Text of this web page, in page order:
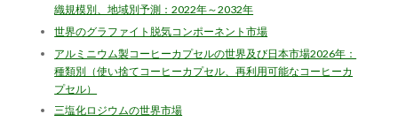
織規模別、地域別予測：2022年～2032年
世界のグラファイト脱気コンポーネント市場
アルミニウム製コーヒーカプセルの世界及び日本市場2026年：
種類別（使い捨てコーヒーカプセル、再利用可能なコーヒーカ
プセル）
三塩化ロジウムの世界市場